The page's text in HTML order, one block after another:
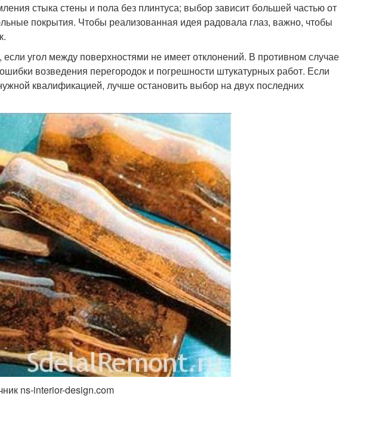
стыка стены и пола без плинтуса; выбор зависит большей частью от
покрытия. Чтобы реализованная идея радовала глаз, важно, чтобы
угол между поверхностями не имеет отклонений. В противном случае
возведения перегородок и погрешности штукатурных работ. Если
квалификацией, лучше остановить выбор на двух последних
ns-interior-design.com